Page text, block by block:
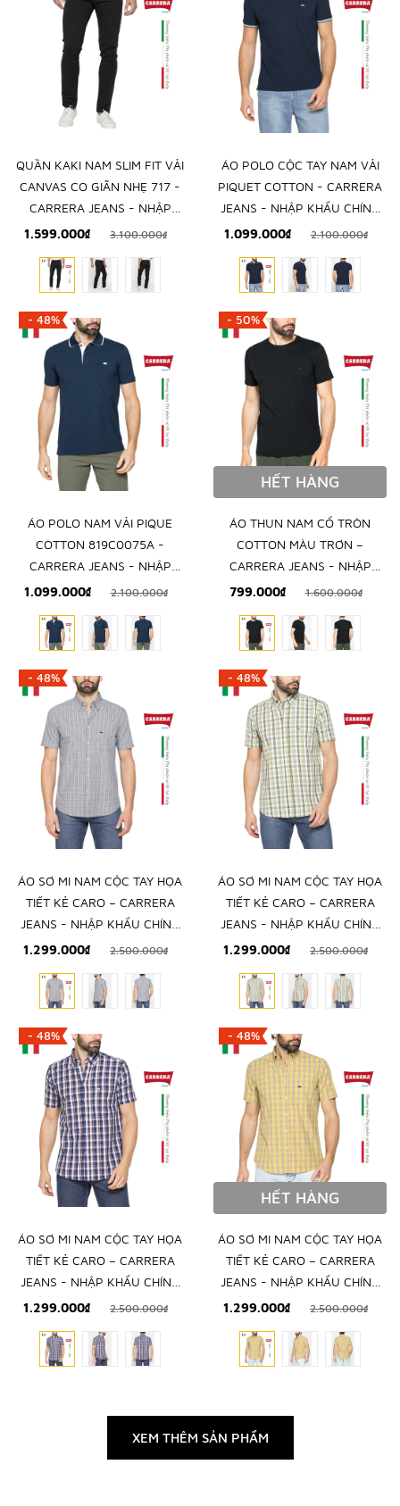
QUẦN KAKI NAM SLIM FIT VẢI
CANVAS CO GIÃN NHẸ 717 -
CARRERA JEANS - NHẬP
KHẨU CHÍNH NGẠCH TỪ Ý
1.599.000₫ 3.100.000₫
ÁO POLO CỘC TAY NAM VẢI
PIQUET COTTON - CARRERA
JEANS - NHẬP KHẨU CHÍNH
NGẠCH TỪ ITALIA
1.099.000₫ 2.100.000₫
- 48%
ÁO POLO NAM VẢI PIQUE
COTTON 819C0075A -
CARRERA JEANS - NHẬP
KHẨU CHÍNH NGẠCH TỪ
1.099.000₫ 2.100.000₫
- 50%
HẾT HÀNG
ÁO THUN NAM CỔ TRÒN
COTTON MÀU TRƠN –
CARRERA JEANS - NHẬP
KHẨU CHÍNH HÃNG TỪ Ý
799.000₫ 1.600.000₫
- 48%
ÁO SƠ MI NAM CỘC TAY HỌA
TIẾT KẺ CARO – CARRERA
JEANS - NHẬP KHẨU CHÍNH
NGẠCH TỪ Ý
1.299.000₫ 2.500.000₫
- 48%
ÁO SƠ MI NAM CỘC TAY HỌA
TIẾT KẺ CARO – CARRERA
JEANS - NHẬP KHẨU CHÍNH
NGẠCH TỪ Ý
1.299.000₫ 2.500.000₫
- 48%
ÁO SƠ MI NAM CỘC TAY HỌA
TIẾT KẺ CARO – CARRERA
JEANS - NHẬP KHẨU CHÍNH
NGẠCH TỪ Ý
1.299.000₫ 2.500.000₫
- 48%
HẾT HÀNG
ÁO SƠ MI NAM CỘC TAY HỌA
TIẾT KẺ CARO – CARRERA
JEANS - NHẬP KHẨU CHÍNH
NGẠCH TỪ Ý
1.299.000₫ 2.500.000₫
XEM THÊM SẢN PHẨM